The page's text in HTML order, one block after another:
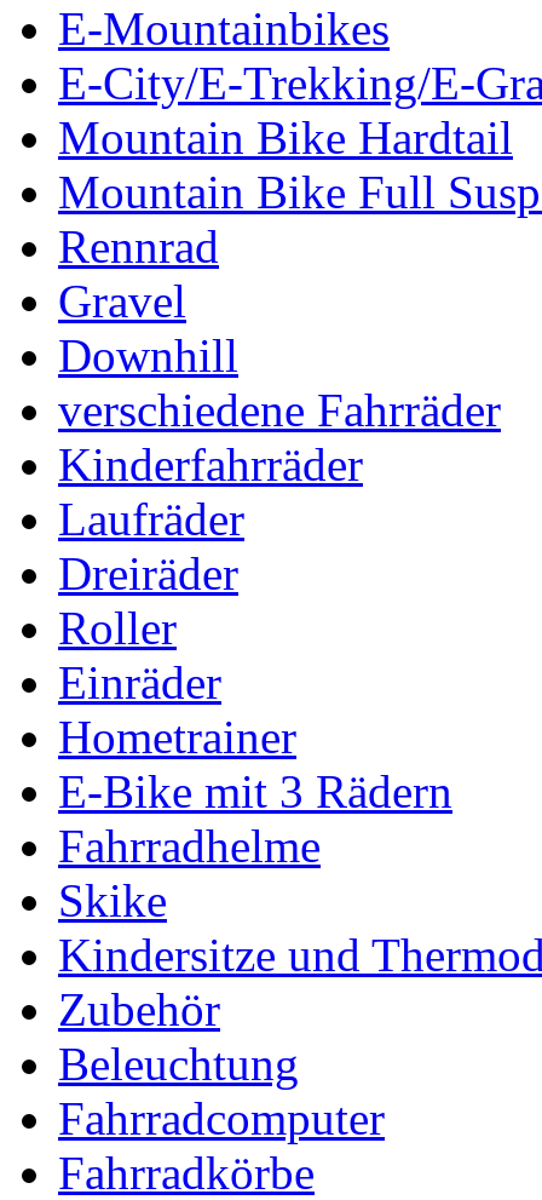
E-Mountainbikes
E-City/E-Trekking/E-
Mountain Bike Hardtail
Mountain Bike Full
Rennrad
Gravel
Downhill
verschiedene Fahrräder
Kinderfahrräder
Laufräder
Dreiräder
Roller
Einräder
Hometrainer
E-Bike mit 3 Rädern
Fahrradhelme
Skike
Kindersitze und
Zubehör
Beleuchtung
Fahrradcomputer
Fahrradkörbe